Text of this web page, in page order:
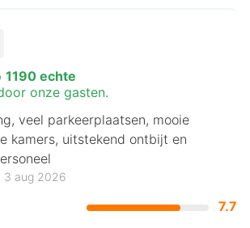
7.7
1190 echte
onze gasten.
veel parkeerplaatsen, mooie
kamers, uitstekend ontbijt en
3 aug 2026